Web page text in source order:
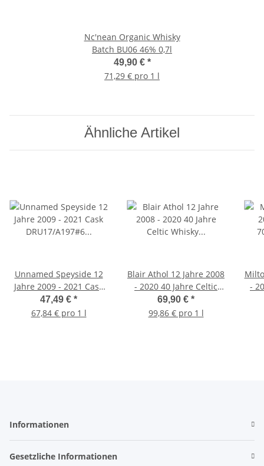
Nc'nean Organic Whisky
Batch BU06 46% 0,7l
49,90 € *
71,29 € pro 1 l
Ähnliche Artikel
Unnamed Speyside 12
Jahre 2009 - 2021 Cask
DRU17/A197#6 Signatory
Vintage 46% 0,7l
47,49 € *
67,84 € pro 1 l
Blair Athol 12 Jahre 2008
- 2020 40 Jahre Celtic
Whisky Signatory
Vintage 46% 0,7l
69,90 € *
99,86 € pro 1 l
-
Informationen
Gesetzliche Informationen